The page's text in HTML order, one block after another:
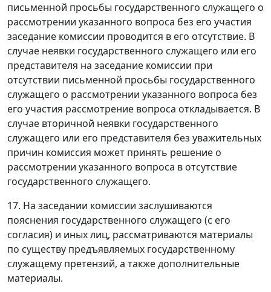
письменной просьбы государственного служащего о
рассмотрении указанного вопроса без его участия
заседание комиссии проводится в его отсутствие. В
случае неявки государственного служащего или его
представителя на заседание комиссии при
отсутствии письменной просьбы государственного
служащего о рассмотрении указанного вопроса без
его участия рассмотрение вопроса откладывается. В
случае вторичной неявки государственного
служащего или его представителя без уважительных
причин комиссия может принять решение о
рассмотрении указанного вопроса в отсутствие
государственного служащего.
17. На заседании комиссии заслушиваются
пояснения государственного служащего (с его
согласия) и иных лиц, рассматриваются материалы
по существу предъявляемых государственному
служащему претензий, а также дополнительные
материалы.